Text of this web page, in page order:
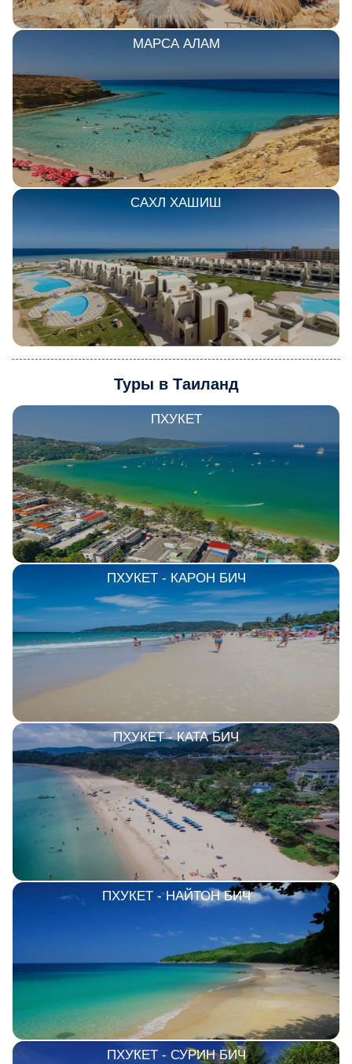
МАРСА АЛАМ
САХЛ ХАШИШ
Туры в Таиланд
ПХУКЕТ
ПХУКЕТ - КАРОН БИЧ
ПХУКЕТ - КАТА БИЧ
ПХУКЕТ - НАЙТОН БИЧ
ПХУКЕТ - СУРИН БИЧ